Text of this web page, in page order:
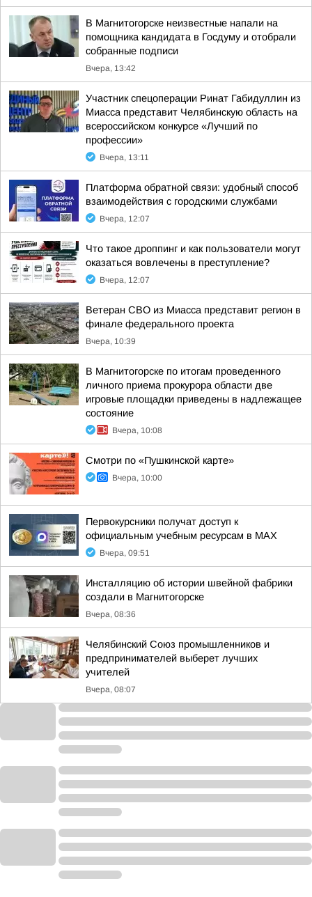
В Магнитогорске неизвестные напали на
помощника кандидата в Госдуму и отобрали
собранные подписи
Вчера, 13:42
Участник спецоперации Ринат Габидуллин из
Миасса представит Челябинскую область на
всероссийском конкурсе «Лучший по
профессии»
Вчера, 13:11
Платформа обратной связи: удобный способ
взаимодействия с городскими службами
Вчера, 12:07
Что такое дроппинг и как пользователи могут
оказаться вовлечены в преступление?
Вчера, 12:07
Ветеран СВО из Миасса представит регион в
финале федерального проекта
Вчера, 10:39
В Магнитогорске по итогам проведенного
личного приема прокурора области две
игровые площадки приведены в надлежащее
состояние
Вчера, 10:08
Смотри по «Пушкинской карте»
Вчера, 10:00
Первокурсники получат доступ к
официальным учебным ресурсам в MAX
Вчера, 09:51
Инсталляцию об истории швейной фабрики
создали в Магнитогорске
Вчера, 08:36
Челябинский Союз промышленников и
предпринимателей выберет лучших
учителей
Вчера, 08:07